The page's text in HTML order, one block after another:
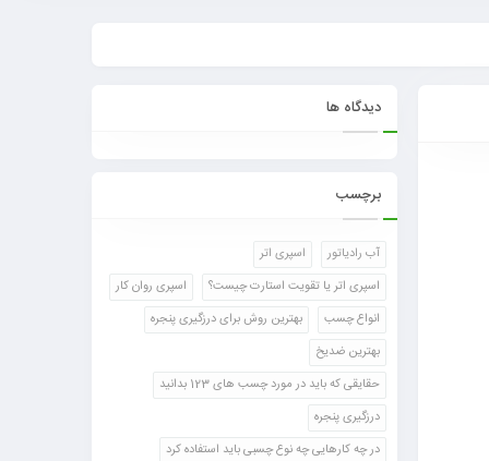
دیدگاه ها
برچسب
آب رادیاتور
اسپری اتر
اسپری اتر یا تقویت استارت چیست؟
اسپری روان کار
انواع چسب
بهترین روش برای درزگیری پنجره
بهترین ضدیخ
حقایقی که باید در مورد چسب های 123 بدانید
درزگیری پنجره
در چه کارهایی چه نوع چسبی باید استفاده کرد